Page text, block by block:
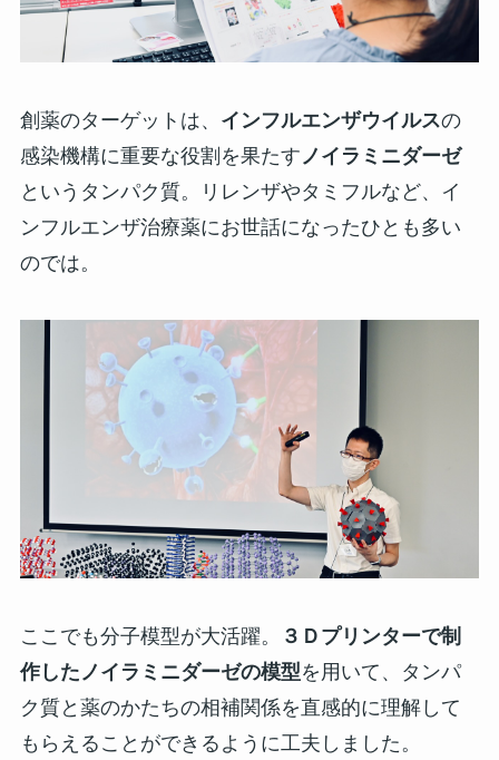
創薬のターゲットは、 インフルエンザウイルスの
感染機構に重要な役割を果たす ノイラミニダーゼ
というタンパク質。リレンザやタミフルなど、イ
ンフルエンザ治療薬にお世話になったひとも多い
のでは。
ここでも分子模型が大活躍。
３Ｄプリンターで制
作したノイラミニダーゼの模型を用いて、タンパ
ク質と薬のかたちの相補関係を直感的に理解して
もらえることができるように工夫しました。